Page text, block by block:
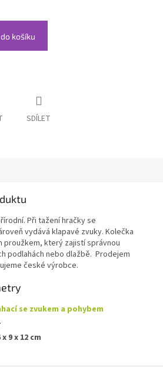
košíku
SDÍLET
Při tažení hračky se
vydává klapavé zvuky. Kolečka
proužkem, který zajistí správnou
podlahách nebo dlažbě. Prodejem
české výrobce.
se zvukem a pohybem
x 9 x 12 cm